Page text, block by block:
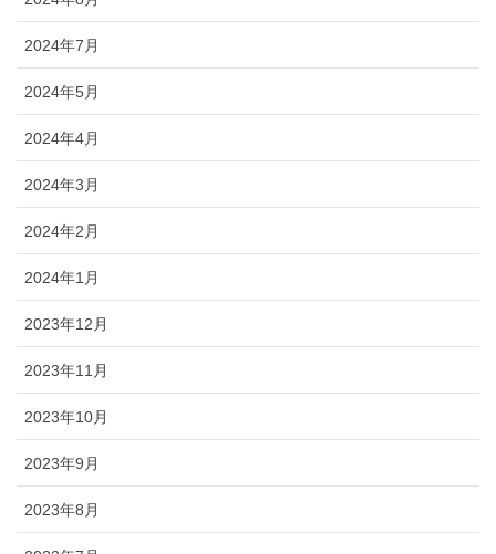
2024年7月
2024年5月
2024年4月
2024年3月
2024年2月
2024年1月
2023年12月
2023年11月
2023年10月
2023年9月
2023年8月